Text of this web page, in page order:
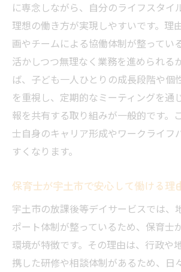
に専念しながら、自分のライフスタイ
理想の働き方が実現しやすいです。理
画やチームによる協働体制が整ってい
活かしつつ無理なく業務を進められる
ば、子ども一人ひとりの成長段階や個
を重視し、定期的なミーティングを通
報を共有する取り組みが一般的です。
士自身のキャリア形成やワークライフ
すくなります。
保育士が宇土市で安心して働ける理
宇土市の放課後等デイサービスでは、
ポート体制が整っているため、保育士
環境が特徴です。その理由は、行政や
携した研修や相談体制があるため、日